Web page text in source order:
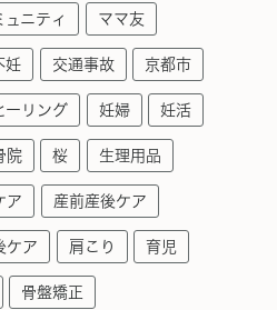
ュニティ ママ友
妊 交通事故 京都市
ーリング 妊婦 妊活
院 桜 生理用品
ア 産前産後ケア
ケア 肩こり 育児
骨盤矯正